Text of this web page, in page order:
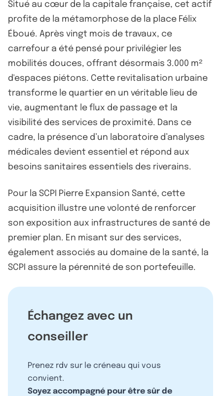
Situé au cœur de la capitale française, cet actif
profite de la métamorphose de la place Félix
Éboué. Après vingt mois de travaux, ce
carrefour a été pensé pour privilégier les
mobilités douces, offrant désormais 3.000 m²
d'espaces piétons. Cette revitalisation urbaine
transforme le quartier en un véritable lieu de
vie, augmentant le flux de passage et la
visibilité des services de proximité. Dans ce
cadre, la présence d’un laboratoire d’analyses
médicales devient essentiel et répond aux
besoins sanitaires essentiels des riverains.
Pour la SCPI Pierre Expansion Santé, cette
acquisition illustre une volonté de renforcer
son exposition aux infrastructures de santé de
premier plan. En misant sur des services,
également associés au domaine de la santé, la
SCPI assure la pérennité de son portefeuille.
Échangez avec un
conseiller
Prenez rdv sur le créneau qui vous
convient.
Soyez accompagné pour être sûr de